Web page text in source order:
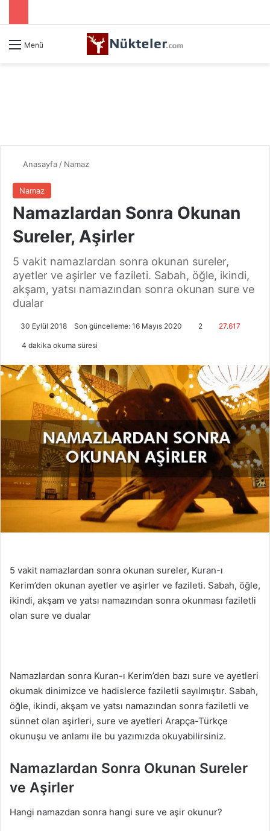
Menü
Anasayfa / Namaz
Namaz
Namazlardan Sonra Okunan
Sureler, Aşirler
5 vakit namazlardan sonra okunan sureler,
ayetler ve aşirler ve fazileti. Sabah, öğle, ikindi,
akşam, yatsı namazından sonra okunan sure ve
dualar
30 Eylül 2018 Son güncelleme: 16 Mayıs 2020 2 27.617
4 dakika okuma süresi
5 vakit namazlardan sonra okunan sureler, Kuran-ı
Kerim’den okunan ayetler ve aşirler ve fazileti. Sabah, öğle,
ikindi, akşam ve yatsı namazından sonra okunması faziletli
olan sure ve dualar
Namazlardan sonra Kuran-ı Kerim’den bazı sure ve ayetleri
okumak dinimizce ve hadislerce faziletli sayılmıştır. Sabah,
öğle, ikindi, akşam ve yatsı namazından sonra faziletli ve
sünnet olan aşirleri, sure ve ayetleri Arapça-Türkçe
okunuşu ve anlamı ile bu yazımızda okuyabilirsiniz.
Namazlardan Sonra Okunan Sureler
ve Aşirler
Hangi namazdan sonra hangi sure ve aşir okunur?